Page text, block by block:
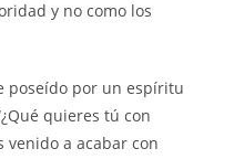
y no como los
poseído por un espíritu
quieres tú con
venido a acabar con